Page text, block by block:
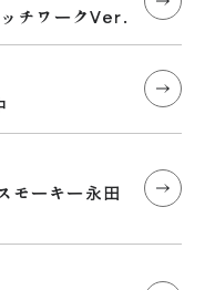
チワークVer.
モーキー永田